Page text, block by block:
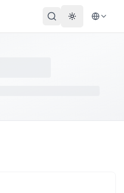
Theme